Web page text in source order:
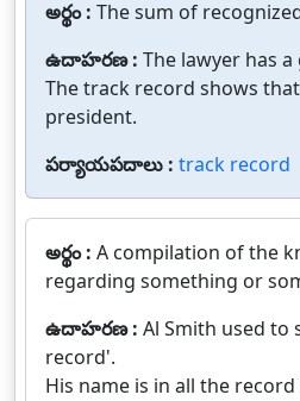
అర్థం : The sum of
ఉదాహరణ : The lawyer has
The track record shows
president.
పర్యాయపదాలు : track record
అర్థం : A compilation of the
regarding something or
ఉదాహరణ : Al Smith used to
record'.
His name is in all the